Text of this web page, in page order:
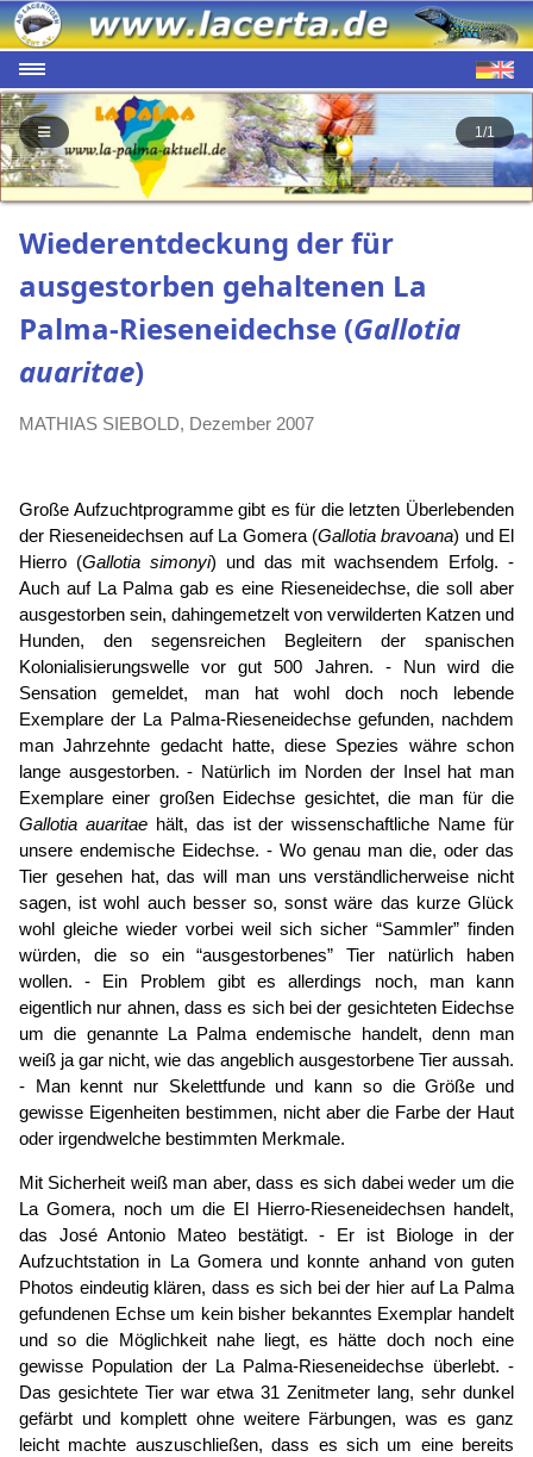
1/1
Wiederentdeckung der für
ausgestorben gehaltenen La
Palma-Rieseneidechse (Gallotia
auaritae)
MATHIAS SIEBOLD, Dezember 2007
Große Aufzuchtprogramme gibt es für die letzten Überlebenden
der Rieseneidechsen auf La Gomera (Gallotia bravoana) und El
Hierro (Gallotia simonyi) und das mit wachsendem Erfolg. -
Auch auf La Palma gab es eine Rieseneidechse, die soll aber
ausgestorben sein, dahingemetzelt von verwilderten Katzen und
Hunden, den segensreichen Begleitern der spanischen
Kolonialisierungswelle vor gut 500 Jahren. - Nun wird die
Sensation gemeldet, man hat wohl doch noch lebende
Exemplare der La Palma-Rieseneidechse gefunden, nachdem
man Jahrzehnte gedacht hatte, diese Spezies währe schon
lange ausgestorben. - Natürlich im Norden der Insel hat man
Exemplare einer großen Eidechse gesichtet, die man für die
Gallotia auaritaehält, das ist der wissenschaftliche Name für
unsere endemische Eidechse. - Wo genau man die, oder das
Tier gesehen hat, das will man uns verständlicherweise nicht
sagen, ist wohl auch besser so, sonst wäre das kurze Glück
wohl gleiche wieder vorbei weil sich sicher “Sammler” finden
würden, die so ein “ausgestorbenes” Tier natürlich haben
wollen. - Ein Problem gibt es allerdings noch, man kann
eigentlich nur ahnen, dass es sich bei der gesichteten Eidechse
um die genannte La Palma endemische handelt, denn man
weiß ja gar nicht, wie das angeblich ausgestorbene Tier aussah.
- Man kennt nur Skelettfunde und kann so die Größe und
gewisse Eigenheiten bestimmen, nicht aber die Farbe der Haut
oder irgendwelche bestimmten Merkmale.
Mit Sicherheit weiß man aber, dass es sich dabei weder um die
La Gomera, noch um die El Hierro-Rieseneidechsen handelt,
das José Antonio Mateo bestätigt. - Er ist Biologe in der
Aufzuchtstation in La Gomera und konnte anhand von guten
Photos eindeutig klären, dass es sich bei der hier auf La Palma
gefundenen Echse um kein bisher bekanntes Exemplar handelt
und so die Möglichkeit nahe liegt, es hätte doch noch eine
gewisse Population der La Palma-Rieseneidechse überlebt. -
Das gesichtete Tier war etwa 31 Zenitmeter lang, sehr dunkel
gefärbt und komplett ohne weitere Färbungen, was es ganz
leicht machte auszuschließen, dass es sich um eine bereits